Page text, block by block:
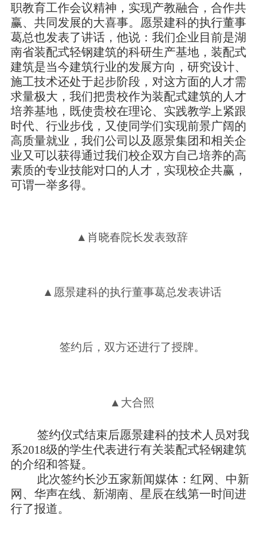
职教育工作会议精神，实现产教融合，合作共
赢、共同发展的大喜事。愿景建科的执行董事
葛总也发表了讲话，他说：我们企业目前是湖
南省装配式轻钢建筑的科研生产基地，装配式
建筑是当今建筑行业的发展方向，研究设计、
施工技术还处于起步阶段，对这方面的人才需
求量极大，我们把贵校作为装配式建筑的人才
培养基地，既使贵校在理论、实践教学上紧跟
时代、行业步伐，又使同学们实现前景广阔的
高质量就业，我们公司以及愿景集团和相关企
业又可以获得通过我们校企双方自己培养的高
素质的专业技能对口的人才，实现校企共赢，
可谓一举多得。
▲肖晓春院长发表致辞
▲愿景建科的执行董事葛总发表讲话
签约后，双方还进行了授牌。
▲大合照
签约仪式结束后愿景建科的技术人员对我
系2018级的学生代表进行有关装配式轻钢建筑
的介绍和答疑。
此次签约长沙五家新闻媒体：红网、中新
网、华声在线、新湖南、星辰在线第一时间进
行了报道。